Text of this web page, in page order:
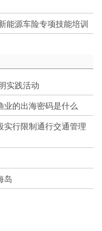
源车险专项技能培训
实践活动
的出海密码是什么
实行限制通行交通管理
岛